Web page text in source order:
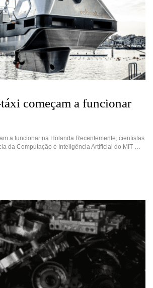
começam a funcionar
a funcionar na Holanda Recentemente, cientistas
da Computação e Inteligência Artificial do MIT …